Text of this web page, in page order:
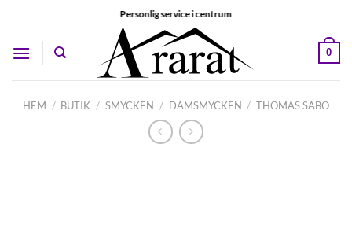
content
Personlig service i centrum
0
HEM / BUTIK / SMYCKEN / DAMSMYCKEN / THOMAS SABO